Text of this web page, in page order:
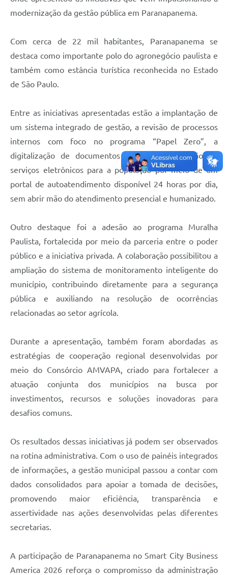
modernização da gestão pública em Paranapanema.
Com cerca de 22 mil habitantes, Paranapanema se
destaca como importante polo do agronegócio paulista e
também como estância turística reconhecida no Estado
de São Paulo.
Entre as iniciativas apresentadas estão a implantação de
um sistema integrado de gestão, a revisão de processos
internos com foco no programa “Papel Zero”, a
digitalização de documentos e a disponibilização de
serviços eletrônicos para a população por meio de um
portal de autoatendimento disponível 24 horas por dia,
sem abrir mão do atendimento presencial e humanizado.
Outro destaque foi a adesão ao programa Muralha
Paulista, fortalecida por meio da parceria entre o poder
público e a iniciativa privada. A colaboração possibilitou a
ampliação do sistema de monitoramento inteligente do
município, contribuindo diretamente para a segurança
pública e auxiliando na resolução de ocorrências
relacionadas ao setor agrícola.
Durante a apresentação, também foram abordadas as
estratégias de cooperação regional desenvolvidas por
meio do Consórcio AMVAPA, criado para fortalecer a
atuação conjunta dos municípios na busca por
investimentos, recursos e soluções inovadoras para
desafios comuns.
Os resultados dessas iniciativas já podem ser observados
na rotina administrativa. Com o uso de painéis integrados
de informações, a gestão municipal passou a contar com
dados consolidados para apoiar a tomada de decisões,
promovendo maior eficiência, transparência e
assertividade nas ações desenvolvidas pelas diferentes
secretarias.
A participação de Paranapanema no Smart City Business
America 2026 reforça o compromisso da administração